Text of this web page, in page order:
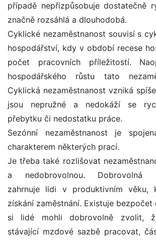
případě nepřizpůsobuje dostatečně
značně rozsáhlá a dlouhodobá.
Cyklické nezaměstnanost souvisí s
hospodářství, kdy v období recese
počet pracovních příležitostí.
hospodářského růstu tato
Cyklická nezaměstnanost vzniká
jsou nepružné a nedokáží se
přebytku či nedostatku práce.
Sezónní nezaměstnanost je
charakterem některých prací.
Je třeba také rozlišovat
a nedobrovolnou. Dobrovolná
zahrnuje lidi v produktivním věku,
získání zaměstnání. Existuje
si lidé mohli dobrovolně zvolit,
stávající mzdové sazbě pracovat,